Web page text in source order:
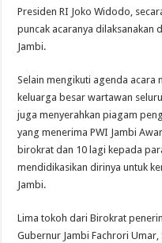
Presiden RI Joko Widodo,
puncak acaranya dilaksanakan
Jambi.
Selain mengikuti agenda acara
keluarga besar wartawan
juga menyerahkan piagam
yang menerima PWI Jambi
birokrat dan 10 lagi kepada
mendidikasikan dirinya untuk
Jambi.
Lima tokoh dari Birokrat
Gubernur Jambi Fachrori